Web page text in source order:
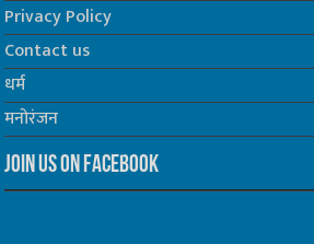
Privacy Policy
Contact us
धर्म
मनोरंजन
Join us on Facebook